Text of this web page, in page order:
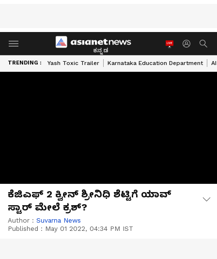
ಕನ್ನಡ
TRENDING : Yash Toxic Trailer Karnataka Education Department
ಕೆಜಿಎಫ್ 2 ಕ್ವೀನ್ ಶ್ರೀನಿಧಿ ಶೆಟ್ಟಿಗೆ ಯಾವ್
ಸ್ಟಾರ್ ಮೇಲೆ ಕ್ರಶ್?
Author : Suvarna News
Published : May 01 2022, 04:34 PM IST